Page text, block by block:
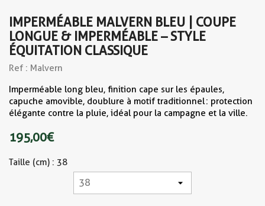
IMPERMÉABLE MALVERN BLEU | COUPE
LONGUE & IMPERMÉABLE – STYLE
ÉQUITATION CLASSIQUE
Ref : Malvern
Imperméable long bleu, finition cape sur les épaules,
capuche amovible, doublure à motif traditionnel : protection
élégante contre la pluie, idéal pour la campagne et la ville.
195,00 €
Taille (cm) : 38